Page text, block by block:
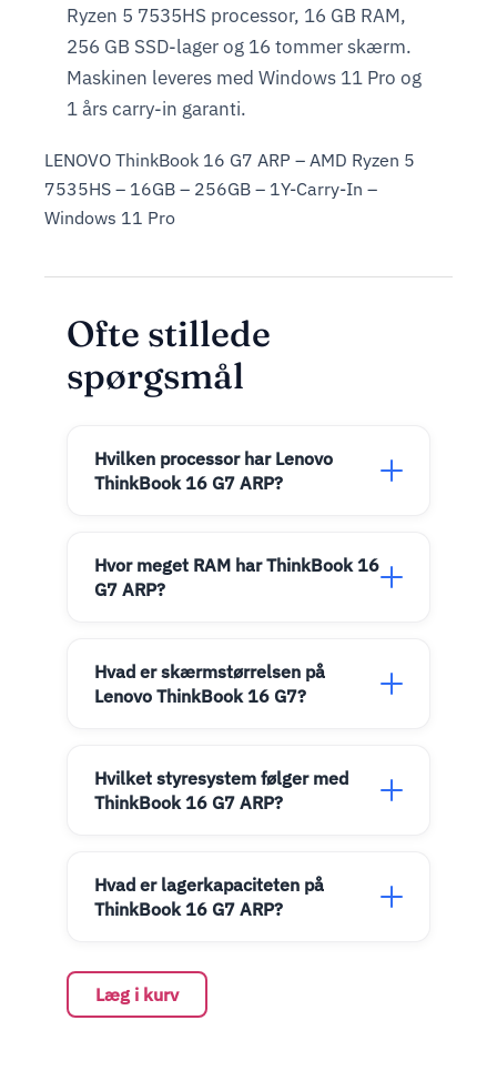
Ryzen 5 7535HS processor, 16 GB RAM,
256 GB SSD-lager og 16 tommer skærm.
Maskinen leveres med Windows 11 Pro og
1 års carry-in garanti.
LENOVO ThinkBook 16 G7 ARP – AMD Ryzen 5
7535HS – 16GB – 256GB – 1Y-Carry-In –
Windows 11 Pro
Ofte stillede
spørgsmål
Hvilken processor har Lenovo
ThinkBook 16 G7 ARP?
Hvor meget RAM har ThinkBook 16
G7 ARP?
Hvad er skærmstørrelsen på
Lenovo ThinkBook 16 G7?
Hvilket styresystem følger med
ThinkBook 16 G7 ARP?
Hvad er lagerkapaciteten på
ThinkBook 16 G7 ARP?
Læg i kurv